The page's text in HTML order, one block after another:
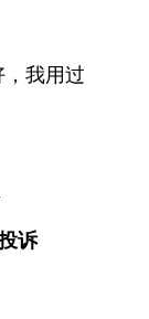
我用过
诉